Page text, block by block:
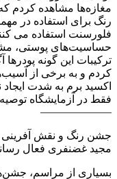
رنگ برای استفاده در
حساسیت‌ها‌ی پوستی،
کردم و به برخی از
اکسید برم به شدت
فقط در آزمایشگاه
——————–
جشن رنگ و نقش آفرینی
مجید غضنفری فعال
بسیاری از مراسم،